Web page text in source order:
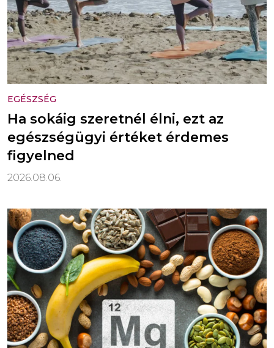
EGÉSZSÉG
Ha sokáig szeretnél élni, ezt az
egészségügyi értéket érdemes
figyelned
2026.08.06.